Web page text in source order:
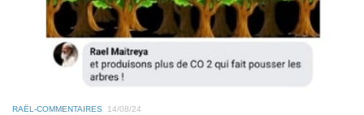
RAËL-COMMENTAIRES 14/08/24